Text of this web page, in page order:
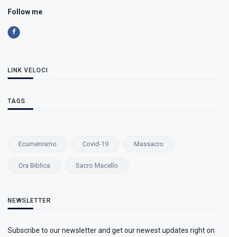
Follow me
LINK VELOCI
TAGS
Ecumenismo Covid-19 Massacro
Ora Biblica Sacro Macello
NEWSLETTER
Subscribe to our newsletter and get our newest updates right on